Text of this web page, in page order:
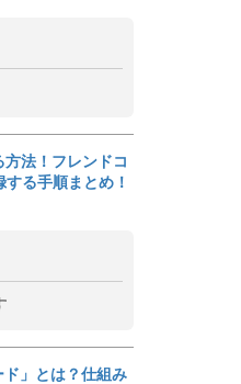
法！フレンドコ
る手順まとめ！
ド」とは？仕組み